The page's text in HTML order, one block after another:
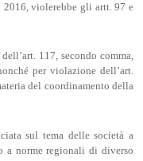
2016, violerebbe gli artt. 97 e
117, secondo comma,
per violazione dell’art.
del coordinamento della
sul tema delle società a
a norme regionali di diverso